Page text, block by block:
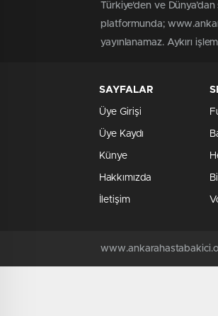
Türkiye'den ve
platformunda;
yayınlanamaz. Aykırı
SAYFALAR
Üye Girişi
Üye Kaydı
Künye
Hakkımızda
İletişim